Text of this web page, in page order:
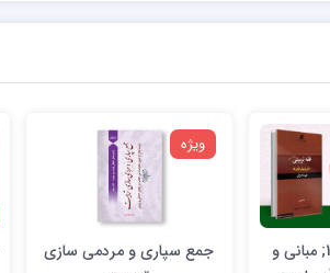
فقه تربیتی جلد 1; مبانی و
ویژه
جمع سپاری و مردمی‌ سازی